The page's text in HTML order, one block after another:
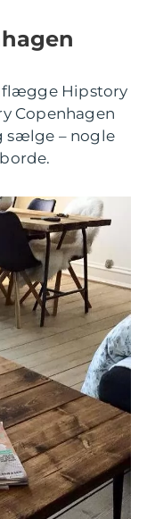
Hipstory
Copenhagen
sælge – nogle